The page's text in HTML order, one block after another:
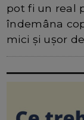
pot fi un real
îndemâna
mici și ușor